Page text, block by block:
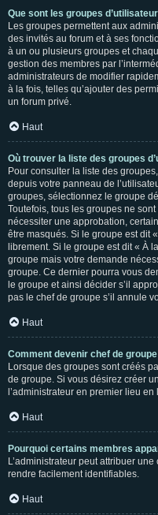
Que sont les groupes
Les groupes permettent aux
des invités au forum et à ses
à un ou plusieurs groupes et
gestion des membres par
administrateurs de modifier
à la fois, telles qu’ajouter des
un forum privé.
Haut
Où trouver la liste des groupes
Pour consulter la liste des
depuis votre panneau de
groupes, sélectionnez le groupe
Toutefois, tous les groupes ne
nécessiter une approbation,
être masqués. Si le groupe est dit
librement. Si le groupe est dit « À
groupe mais votre demande
groupe. Ce dernier pourra vous
le groupe et ainsi décider s’il
pas le chef de groupe s’il annule
Haut
Comment devenir chef de
Lorsque des groupes sont créés
de groupe. Si vous désirez créer
l’administrateur en premier lieu
Haut
Pourquoi certains membres
L’administrateur peut attribuer
rendre facilement identifiables.
Haut